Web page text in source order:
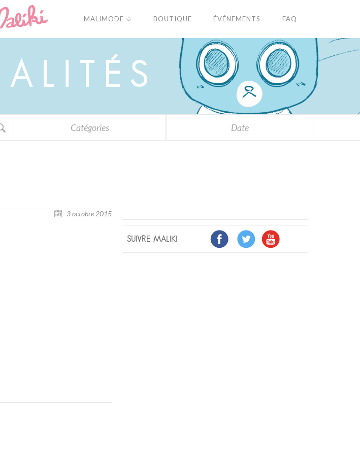
MALIMODE ✩ BOUTIQUE ÉVÉNEMENTS FAQ
A L É S
Catégories Date
3 octobre 2015
SUIVRE MALIKI